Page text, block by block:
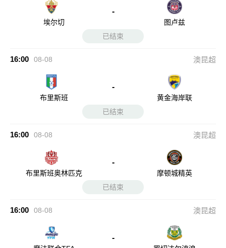
埃尔切
-
图卢兹
已结束
16:00 08-08 澳昆超
布里斯班
-
黄金海岸联
已结束
16:00 08-08 澳昆超
布里斯班奥林匹克
-
摩顿城精英
已结束
16:00 08-08 澳昆超
-